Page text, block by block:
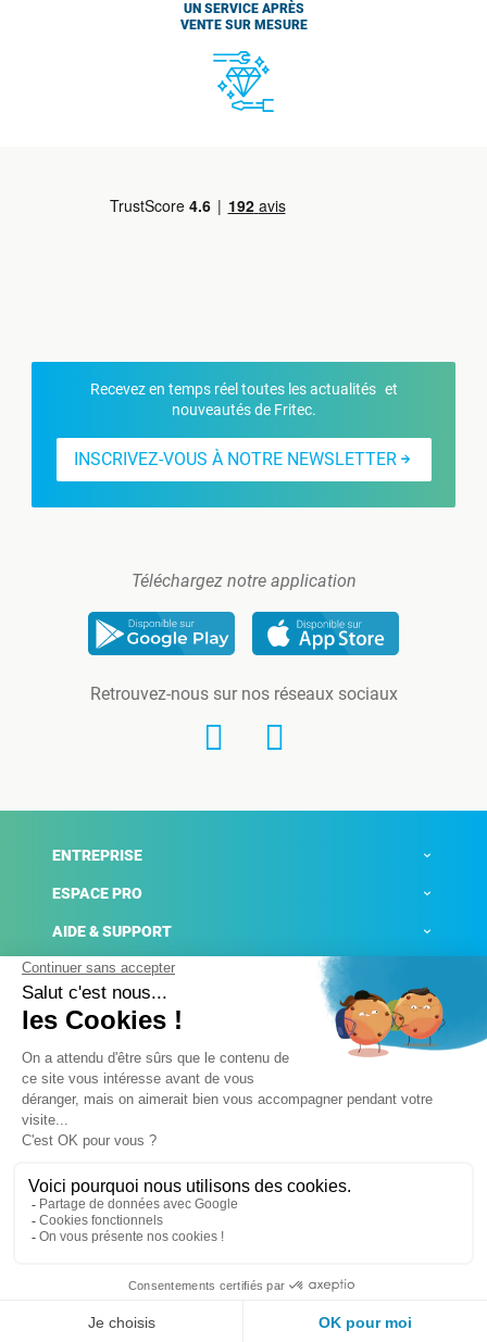
UN SERVICE APRÈS
VENTE SUR MESURE
Recevez en temps réel toutes les actualités et
nouveautés de Fritec.
INSCRIVEZ-VOUS À NOTRE NEWSLETTER
Téléchargez notre application
Retrouvez-nous sur nos réseaux sociaux
ENTREPRISE
ESPACE PRO
AIDE & SUPPORT
ACTUALITÉS
Mentions légales
Conditions générales de ventes
Plateforme de signalement